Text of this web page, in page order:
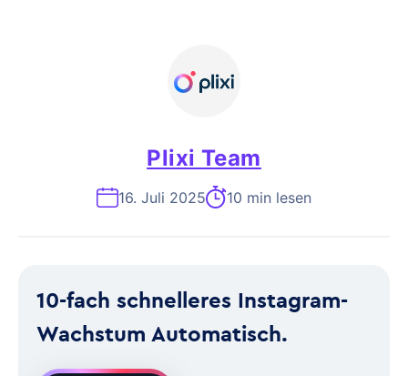
Plixi Team
16. Juli 2025 10 min lesen
10-fach schnelleres Instagram-
Wachstum Automatisch.